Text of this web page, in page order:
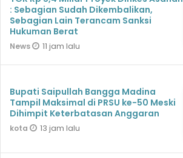
: Sebagian Sudah Dikembalikan,
Sebagian Lain Terancam Sanksi
Hukuman Berat
News 11 jam lalu
Bupati Saipullah Bangga Madina
Tampil Maksimal di PRSU ke-50 Meski
Dihimpit Keterbatasan Anggaran
kota 13 jam lalu